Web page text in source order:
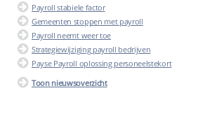
Payroll stabiele factor
Gemeenten stoppen met payroll
Payroll neemt weer toe
Strategiewijziging payroll bedrijven
Payse Payroll oplossing personeelstekort
Toon nieuwsoverzicht